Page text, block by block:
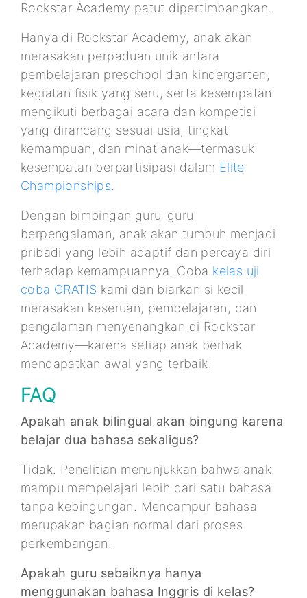
Rockstar Academy patut dipertimbangkan.
Hanya di Rockstar Academy, anak akan
merasakan perpaduan unik antara
pembelajaran preschool dan kindergarten,
kegiatan fisik yang seru, serta kesempatan
mengikuti berbagai acara dan kompetisi
yang dirancang sesuai usia, tingkat
kemampuan, dan minat anak—termasuk
kesempatan berpartisipasi dalam Elite
Championships.
Dengan bimbingan guru-guru
berpengalaman, anak akan tumbuh menjadi
pribadi yang lebih adaptif dan percaya diri
terhadap kemampuannya. Coba kelas uji
coba GRATIS kami dan biarkan si kecil
merasakan keseruan, pembelajaran, dan
pengalaman menyenangkan di Rockstar
Academy—karena setiap anak berhak
mendapatkan awal yang terbaik!
FAQ
Apakah anak bilingual akan bingung karena
belajar dua bahasa sekaligus?
Tidak. Penelitian menunjukkan bahwa anak
mampu mempelajari lebih dari satu bahasa
tanpa kebingungan. Mencampur bahasa
merupakan bagian normal dari proses
perkembangan.
Apakah guru sebaiknya hanya
menggunakan bahasa Inggris di kelas?